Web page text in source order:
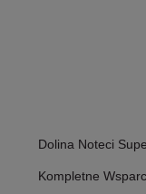
Dolina Noteci
Kompletne